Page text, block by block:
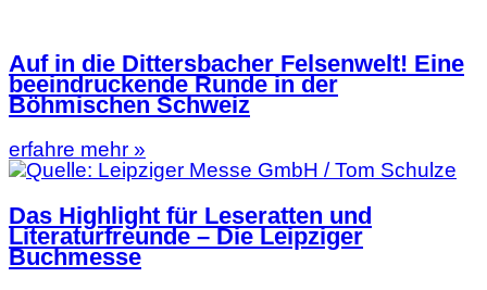
Auf in die Dittersbacher Felsenwelt! Eine
beeindruckende Runde in der
Böhmischen Schweiz
erfahre mehr »
Das Highlight für Leseratten und
Literaturfreunde – Die Leipziger
Buchmesse